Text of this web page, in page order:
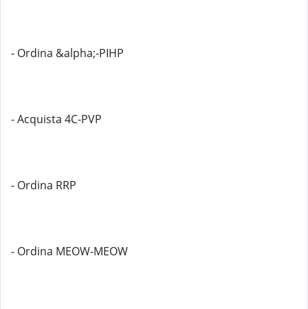
- Ordina &alpha;-PIHP
- Acquista 4C-PVP
- Ordina RRP
- Ordina MEOW-MEOW